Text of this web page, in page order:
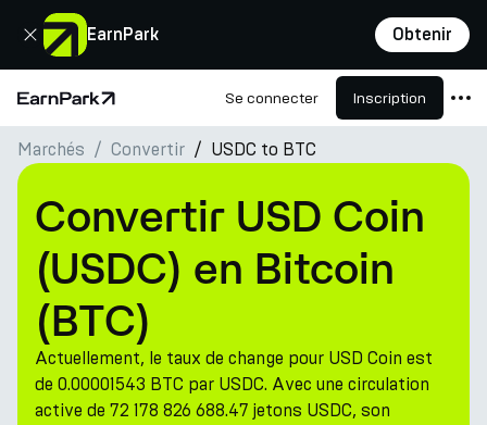
EarnPark Obtenir
Fermer
Page d'accueil Se connecter Inscription
Produits
Marchés
Calculatrices
PARK Token
Ressources
Entreprise
Marchés Convertir USDC to BTC
Convertir USD Coin
(USDC) en Bitcoin
(BTC)
Actuellement, le taux de change pour USD Coin est
de 0.00001543 BTC par USDC. Avec une circulation
active de 72 178 826 688.47 jetons USDC, son